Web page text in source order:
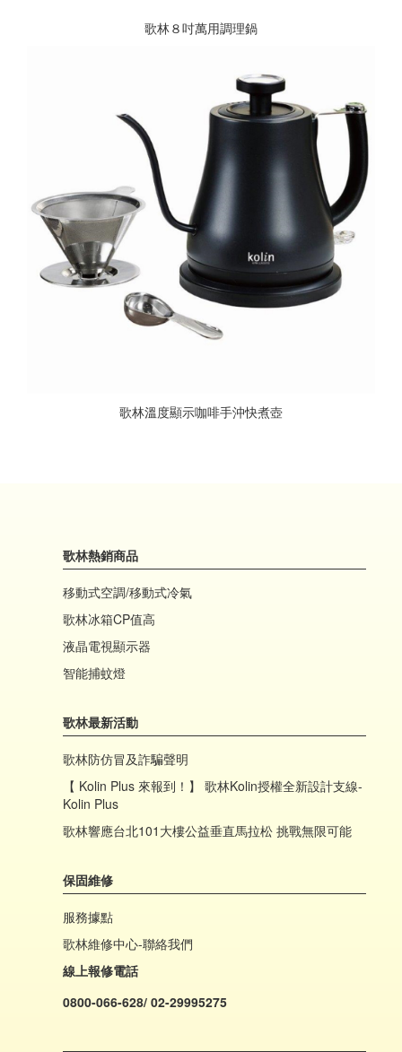
歌林８吋萬用調理鍋
歌林溫度顯示咖啡手沖快煮壺
歌林熱銷商品
移動式空調/移動式冷氣
歌林冰箱CP值高
液晶電視顯示器
智能捕蚊燈
歌林最新活動
歌林防仿冒及詐騙聲明
【 Kolin Plus 來報到！】 歌林Kolin授權全新設計支線-
Kolin Plus
歌林響應台北101大樓公益垂直馬拉松 挑戰無限可能
保固維修
服務據點
歌林維修中心-聯絡我們
線上報修電話
0800-066-628/ 02-29995275